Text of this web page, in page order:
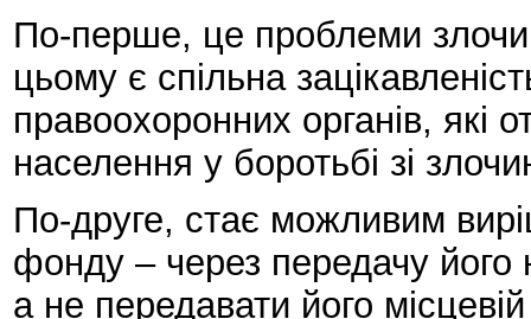
По-перше, це проблеми
цьому є спільна
правоохоронних органів, які
населення у боротьбі зі
По-друге, стає можливим
фонду – через передачу його
а не передавати його